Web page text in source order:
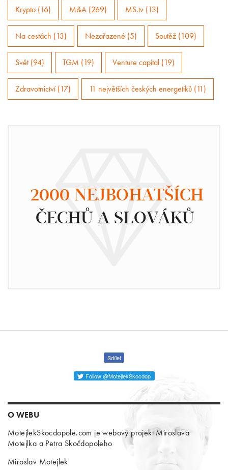
Krypto (16) M&A (269) MS.tv (13)
Na cestách (13) Nezařazené (5) Soutěž (109)
Svět (94) TGM (19) Venture capital (19)
Zdravotnictví (17) 11 největších českých energetiků (11)
2000 NEJBOHATŠÍCH
ČECHŮ A SLOVÁKŮ
Sdílet
Follow @MotejlekSkocdop
O WEBU
MotejlekSkocdopole.com je webový projekt Miroslava
Motejlka a Petra Skočdopoleho
Miroslav Motejlek